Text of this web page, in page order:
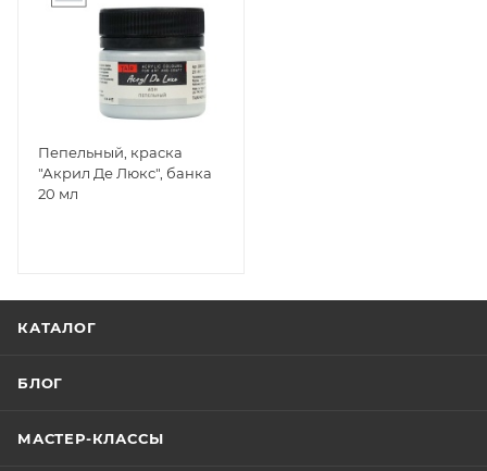
Пепельный, краска
"Акрил Де Люкс", банка
20 мл
КАТАЛОГ
БЛОГ
МАСТЕР-КЛАССЫ